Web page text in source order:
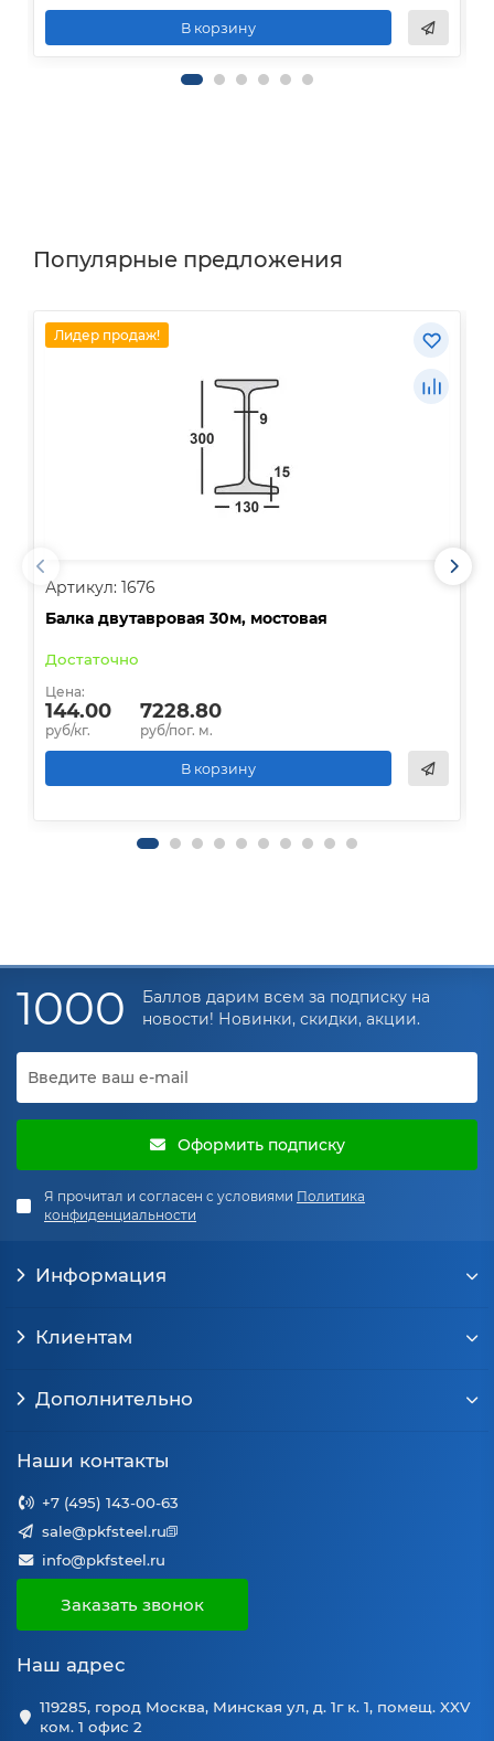
В корзину
Популярные предложения
Лидер продаж!
Артикул: 1676
Балка двутавровая 30м, мостовая
Достаточно
Цена:
144.00
руб/кг.
7228.80
руб/пог. м.
В корзину
1000
Баллов дарим всем за подписку на
новости! Новинки, скидки, акции.
Оформить подписку
Я прочитал и согласен с условиями Политика
конфиденциальности
Информация
Клиентам
Дополнительно
Наши контакты
+7 (495) 143-00-63
sale@pkfsteel.ru
info@pkfsteel.ru
Заказать звонок
Наш адрес
119285, город Москва, Минская ул, д. 1г к. 1, помещ. XXV
ком. 1 офис 2